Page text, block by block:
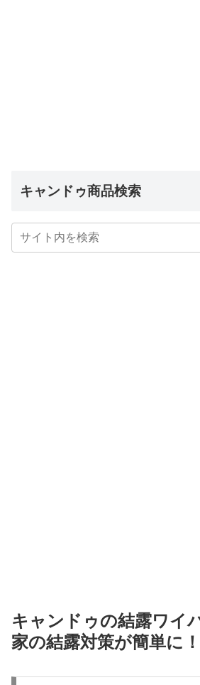
キャンドゥ商品検索
キャンドゥの結露ワイ
家の結露対策が簡単に！